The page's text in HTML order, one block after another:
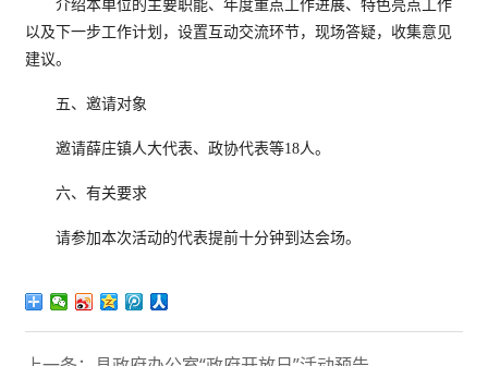
介绍本单位的主要职能、年度重点工作进展、特色亮点工作
以及下一步工作计划，设置互动交流环节，现场答疑，收集意见
建议。
五、邀请对象
邀请薛庄镇人大代表、政协代表等18人。
六、有关要求
请参加本次活动的代表提前十分钟到达会场。